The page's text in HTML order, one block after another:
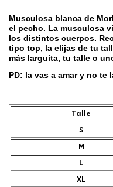
Musculosa blanca de
el pecho. La musculosa
los distintos cuerpos.
tipo top, la elijas de tu
más larguita, tu talle o
PD: la vas a amar y no te
Talle
S
M
L
XL